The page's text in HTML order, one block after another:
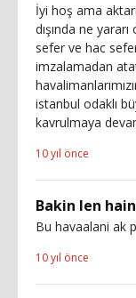
İyi hoş ama
dışında ne
sefer ve hac
imzalamadan
istanbul odaklı
kavrulmaya
10 yıl önce
Bakin len
Bu havaalani ak
10 yıl önce